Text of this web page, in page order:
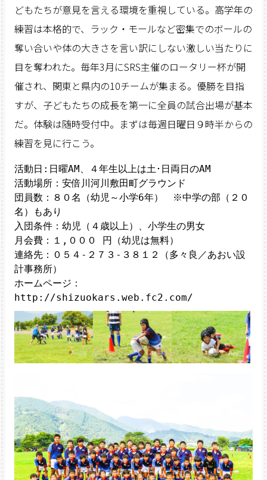
どもたちが意見を言える環境を重視している。高学年の
練習は本格的で、ラック・モールなど密集でのボールの
奪い合いや体の大きさを言い訳にしない激しい当たりに
目を奪われた。毎年3月にSRS主催のロータリー杯が開
催され、関東と県内の10チームが集まる。優勝を目指
すが、子どもたちの成長を第一に全員の試合出場が基本
だ。体験は随時受付中。まずは毎週日曜日９時半からの
練習を見に行こう。
活動日:日曜AM、４年生以上は土･日両日のAM
活動場所：安倍川河川敷田町グラウンド
団員数：８０名（幼児～小学6年）　※中学の部（２０
名）もあり
入団条件：幼児（４歳以上）、小学生の男女
月会費：１,０００ 円（幼児は無料）
連絡先：０５４-２７３-３８１２（多々良／あおい設
計事務所）
ホームページ：
http://shizuokars.web.fc2.com/